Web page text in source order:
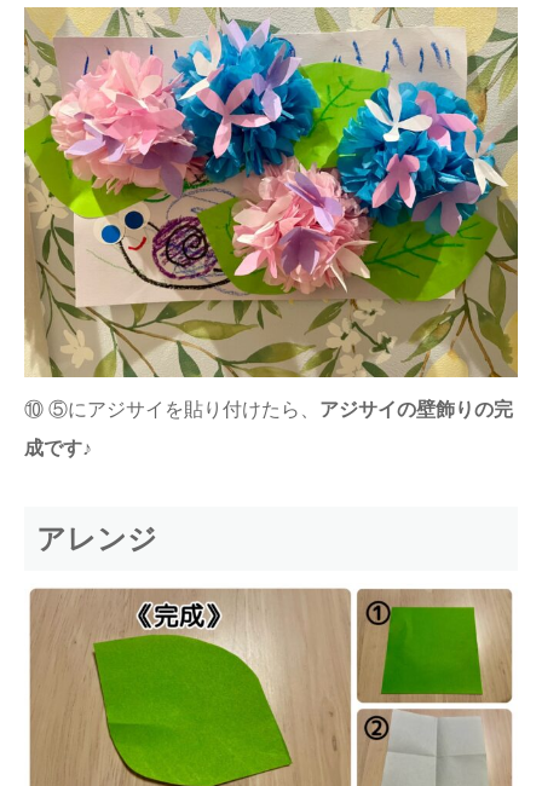
⑩ ⑤にアジサイを貼り付けたら、 アジサイの壁飾りの完
成です♪
アレンジ